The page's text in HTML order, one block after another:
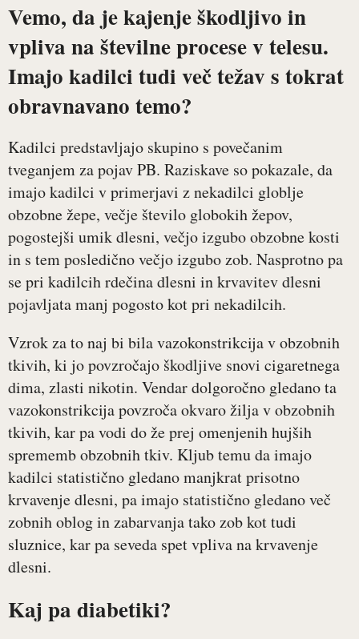
Vemo, da je kajenje škodljivo in
vpliva na številne procese v telesu.
Imajo kadilci tudi več težav s tokrat
obravnavano temo?
Kadilci predstavljajo skupino s povečanim
tveganjem za pojav PB. Raziskave so pokazale, da
imajo kadilci v primerjavi z nekadilci globlje
obzobne žepe, večje število globokih žepov,
pogostejši umik dlesni, večjo izgubo obzobne kosti
in s tem posledično večjo izgubo zob. Nasprotno pa
se pri kadilcih rdečina dlesni in krvavitev dlesni
pojavljata manj pogosto kot pri nekadilcih.
Vzrok za to naj bi bila vazokonstrikcija v obzobnih
tkivih, ki jo povzročajo škodljive snovi cigaretnega
dima, zlasti nikotin. Vendar dolgoročno gledano ta
vazokonstrikcija povzroča okvaro žilja v obzobnih
tkivih, kar pa vodi do že prej omenjenih hujših
sprememb obzobnih tkiv. Kljub temu da imajo
kadilci statistično gledano manjkrat prisotno
krvavenje dlesni, pa imajo statistično gledano več
zobnih oblog in zabarvanja tako zob kot tudi
sluznice, kar pa seveda spet vpliva na krvavenje
dlesni.
Kaj pa diabetiki?